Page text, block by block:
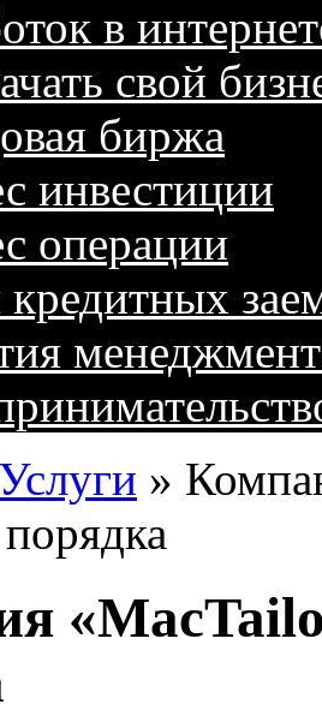
в
свой
биржа
инвестиции
операции
Услуги »